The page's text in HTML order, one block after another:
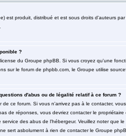
est produit, distribué et est sous droits d'auteurs
?
du Groupe phpBB. Si vous croyez qu'une
sur le forum de phpbb.com, le Groupe utilise
d'abus ou de légalité relatif à ce forum ?
de ce forum. Si vous n'arrivez pas à le contacter,
de réponses, vous devriez contacter le
service des abus de l'hébergeur. Veuillez noter
sert asbolument à rien de contacter le Groupe